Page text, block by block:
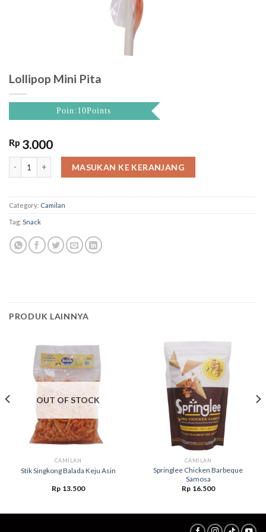
Lollipop Mini Pita
Poin:10Points
Rp 3.000
MASUKAN KE KERANJANG
Category: Camilan
Tag: Snack
PRODUK LAINNYA
OUT OF STOCK
CAMILAN
Stik Singkong Balada Keju Asin
Rp 13.500
CAMILAN
Springlee Chicken Barbeque
Samosa
Rp 16.500